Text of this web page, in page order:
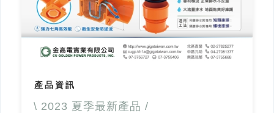
產品資訊
\ 2023 夏季最新產品 /